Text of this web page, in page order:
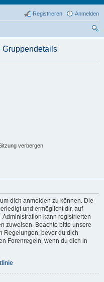
Anmelden
Registrieren
Gruppendetails
verbergen
dich anmelden zu können. Die
und ermöglicht dir, auf
kann registrierten
zuweisen. Beachte bitte unsere
Regelungen, bevor du dich
Forenregeln, wenn du dich in